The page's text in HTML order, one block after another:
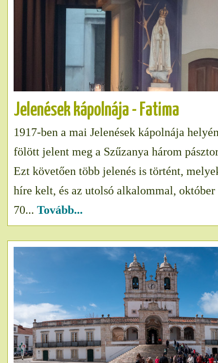
Jelenések kápolnája - Fatima
1917-ben a mai Jelenések kápolnája
fölött jelent meg a Szűzanya három
Ezt követően több jelenés is történt,
híre kelt, és az utolsó alkalommal,
70... Tovább...